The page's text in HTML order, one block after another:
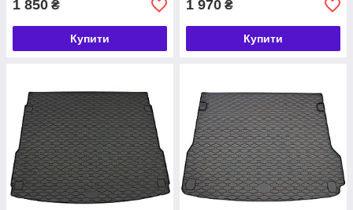
1 850 ₴
Купити
1 970 ₴
Купити